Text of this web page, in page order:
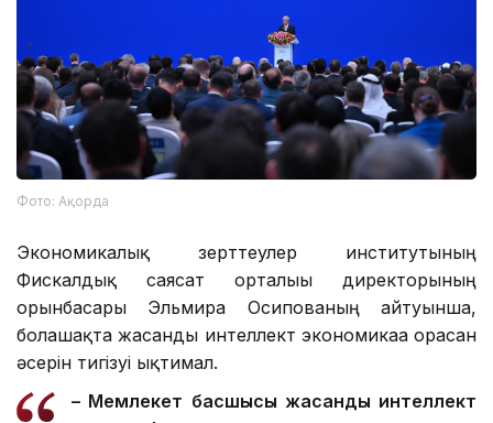
Фото: Ақорда
Экономикалық зерттеулер институтының
Фискалдық саясат орталығы директорының
орынбасары Эльмира Осипованың айтуынша,
болашақта жасанды интеллект экономикаға орасан
әсерін тигізуі ықтимал.
– Мемлекет басшысы жасанды интеллект